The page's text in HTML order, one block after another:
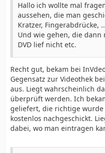
Hallo ich wollte mal
aussehen, die man
Kratzer, Fingerabdrücke,
Und wie gehen, die dann
DVD lief nicht etc.
Recht gut, bekam bei
Gegensatz zur Videothek
aus. Liegt wahrscheinlich
überprüft werden. Ich
geliefert, die richtige wurde
kostenlos nachgeschickt.
dabei, wo man eintragen